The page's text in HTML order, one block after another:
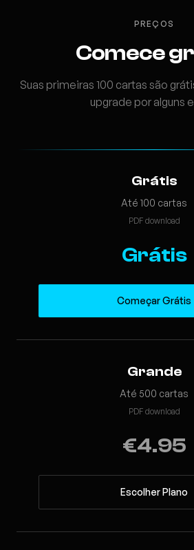
PREÇOS
Comece
Suas primeiras 100 cartas são
upgrade por alguns
Grátis
Até 100 cartas
PDF download
Grátis
Começar Grátis
Grande
Até 500 cartas
PDF download
€4.95
Escolher Plano